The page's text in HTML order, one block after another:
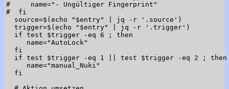
#     name="- Ungültiger Fingerprint"
#  fi
  source=$(echo "$entry" | jq -r '.source')
  trigger=$(echo "$entry" | jq -r '.trigger')
  if test $trigger -eq 6 ; then
     name="AutoLock"
  fi
  if test $trigger -eq 1 || test $trigger -eq 2 ; then
     name="manual_Nuki"
  fi